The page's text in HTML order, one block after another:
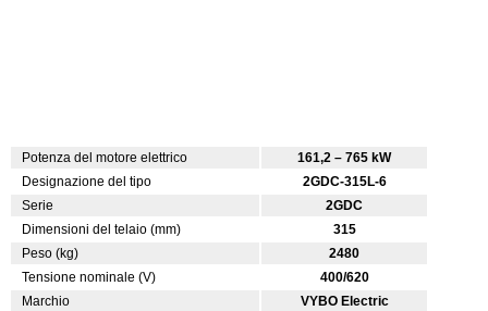
Potenza del motore elettrico
161,2 – 765 kW
Designazione del tipo
2GDC-315L-6
Serie
2GDC
Dimensioni del telaio (mm)
315
Peso (kg)
2480
Tensione nominale (V)
400/620
Marchio
VYBO Electric